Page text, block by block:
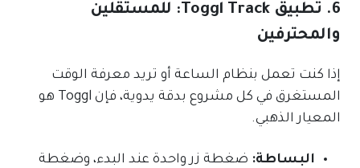
6. تطبيق Toggl Track: للمستقلين
والمحترفين
إذا كنت تعمل بنظام الساعة أو تريد معرفة الوقت
المستغرق في كل مشروع بدقة يدوية، فإن Toggl هو
المعيار الذهبي.
البساطة: ضغطة زر واحدة عند البدء، وضغطة